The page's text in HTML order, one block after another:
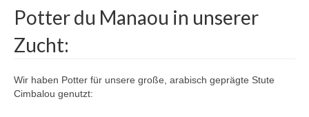
Potter du Manaou in unserer
Zucht:
Wir haben Potter für unsere große, arabisch geprägte Stute
Cimbalou genutzt: